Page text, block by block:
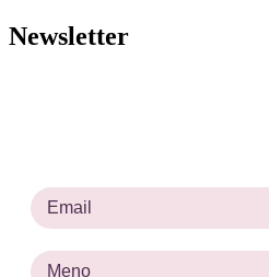
Newsletter